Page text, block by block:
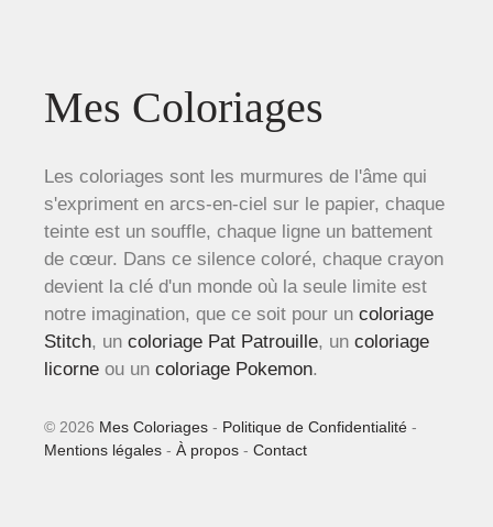
Mes Coloriages
Les coloriages sont les murmures de l'âme qui
s'expriment en arcs-en-ciel sur le papier, chaque
teinte est un souffle, chaque ligne un battement
de cœur. Dans ce silence coloré, chaque crayon
devient la clé d'un monde où la seule limite est
notre imagination, que ce soit pour un coloriage
Stitch, un coloriage Pat Patrouille, un coloriage
licorne ou un coloriage Pokemon.
© 2026 Mes Coloriages - Politique de Confidentialité -
Mentions légales - À propos - Contact